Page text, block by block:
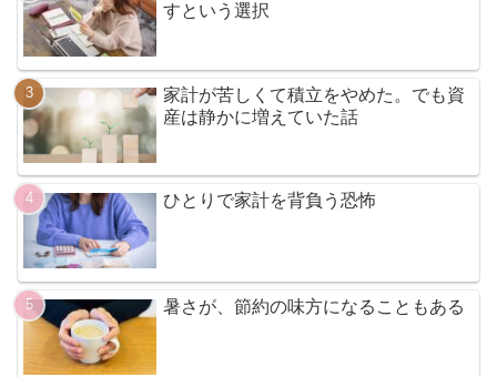
すという選択
家計が苦しくて積立をやめた。でも資
産は静かに増えていた話
ひとりで家計を背負う恐怖
暑さが、節約の味方になることもある